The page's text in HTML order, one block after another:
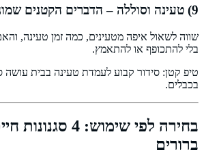
9) טעינה וסוללה – הדברים הקטנים שמונעים דרמות
שווה לשאול איפה מטעינים, כמה זמן טעינה,
בלי להתכופף או להתאמץ.
טיפ קטן: סידור קבוע לעמדת טעינה בבית
בכבלים.
ברורים